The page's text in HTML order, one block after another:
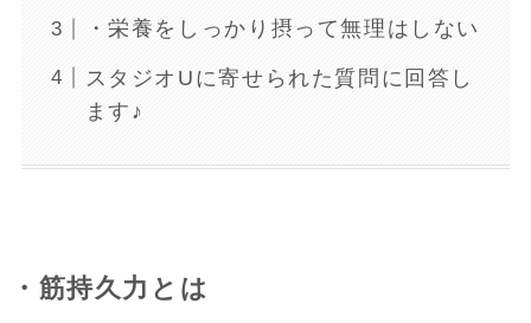
・栄養をしっかり摂って無理はしない
スタジオUに寄せられた質問に回答し
ます♪
・筋持久力とは